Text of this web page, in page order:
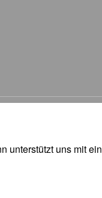
unterstützt uns mit